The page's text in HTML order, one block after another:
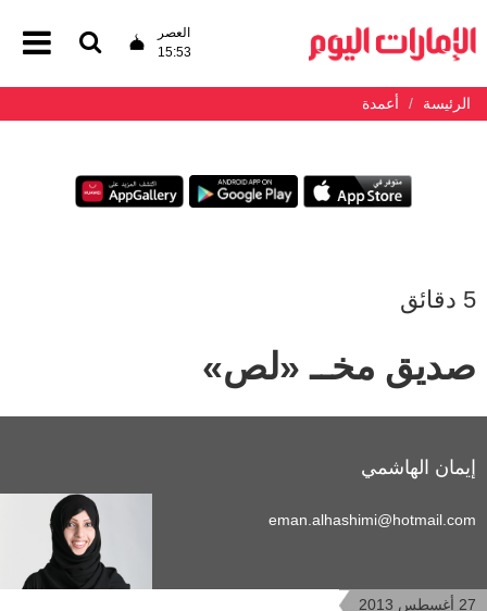
العصر
15:53
الرئيسة أعمدة
5 دقائق
صديق مخــ «لص»
إيمان الهاشمي
eman.alhashimi@hotmail.com
27 أغسطس 2013